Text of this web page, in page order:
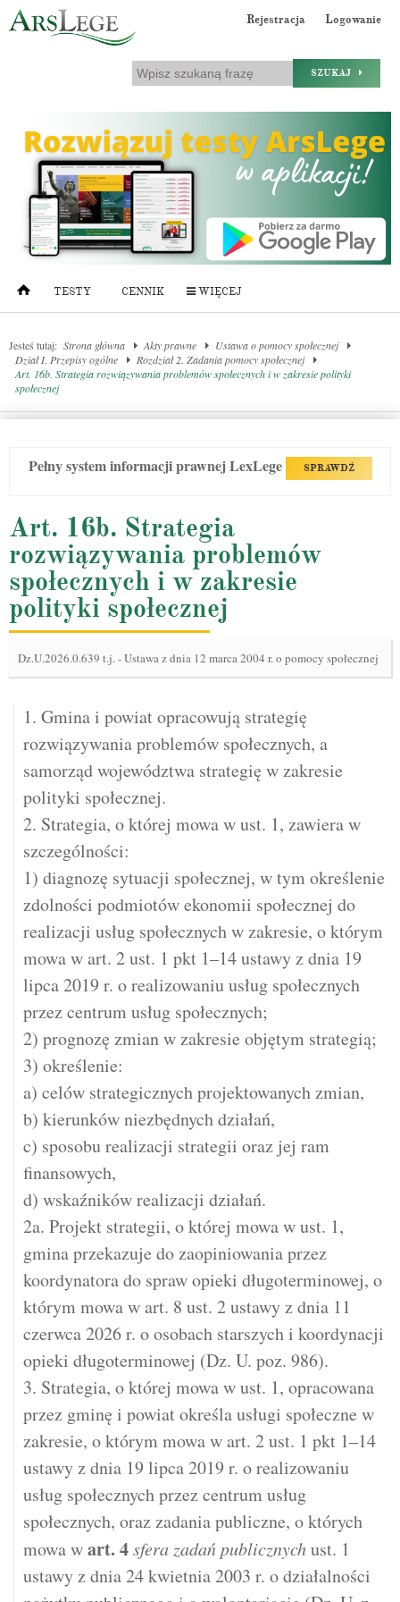
Rejestracja Logowanie
SZUKAJ
TESTY CENNIK WIĘCEJ
Jesteś tutaj: Strona główna Akty prawne
Ustawa o pomocy społecznej
Dział I. Przepisy ogólne
Rozdział 2. Zadania pomocy społecznej
Art. 16b. Strategia rozwiązywania problemów społecznych i w zakresie polityki
społecznej
Pełny system informacji prawnej LexLege SPRAWDŹ
Art. 16b. Strategia
rozwiązywania problemów
społecznych i w zakresie
polityki społecznej
Dz.U.2026.0.639 t.j.-Ustawa z dnia 12 marca 2004 r. o pomocy społecznej
1. Gmina i powiat opracowują strategię
rozwiązywania problemów społecznych, a
samorząd województwa strategię w zakresie
polityki społecznej.
2. Strategia, o której mowa w ust. 1, zawiera w
szczególności:
1) diagnozę sytuacji społecznej, w tym określenie
zdolności podmiotów ekonomii społecznej do
realizacji usług społecznych w zakresie, o którym
mowa w art. 2 ust. 1 pkt 1–14 ustawy z dnia 19
lipca 2019 r. o realizowaniu usług społecznych
przez centrum usług społecznych;
2) prognozę zmian w zakresie objętym strategią;
3) określenie:
a) celów strategicznych projektowanych zmian,
b) kierunków niezbędnych działań,
c) sposobu realizacji strategii oraz jej ram
finansowych,
d) wskaźników realizacji działań.
2a. Projekt strategii, o której mowa w ust. 1,
gmina przekazuje do zaopiniowania przez
koordynatora do spraw opieki długoterminowej, o
którym mowa w art. 8 ust. 2 ustawy z dnia 11
czerwca 2026 r. o osobach starszych i koordynacji
opieki długoterminowej (Dz. U. poz. 986).
3. Strategia, o której mowa w ust. 1, opracowana
przez gminę i powiat określa usługi społeczne w
zakresie, o którym mowa w art. 2 ust. 1 pkt 1–14
ustawy z dnia 19 lipca 2019 r. o realizowaniu
usług społecznych przez centrum usług
społecznych, oraz zadania publiczne, o których
mowa wart. 4sfera zadań publicznychust. 1
ustawy z dnia 24 kwietnia 2003 r. o działalności